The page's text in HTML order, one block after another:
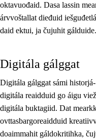
oktavuođaid. Dasa lassin
árvvoštallat dieđuid
daid ektui, ja čujuhit gálduide.
Digitála gálggat
Digitála gálggat sámi
digitála reaidduid go áigu
digitála buktagiid. Dat
ovttasbargoreaidduid
doaimmahit gáldokritihka,